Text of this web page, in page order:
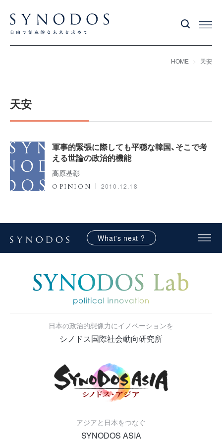
HOME 天安
天安
軍事的緊張に際しても平穏な韓国、そこで考
える世論の政治的機能
高原基彰
OPINION 2010.12.18
What's next ?
日本の政治的想像力にイノベーションを
シノドス国際社会動向研究所
アジアと日本をつなぐ
SYNODOS ASIA